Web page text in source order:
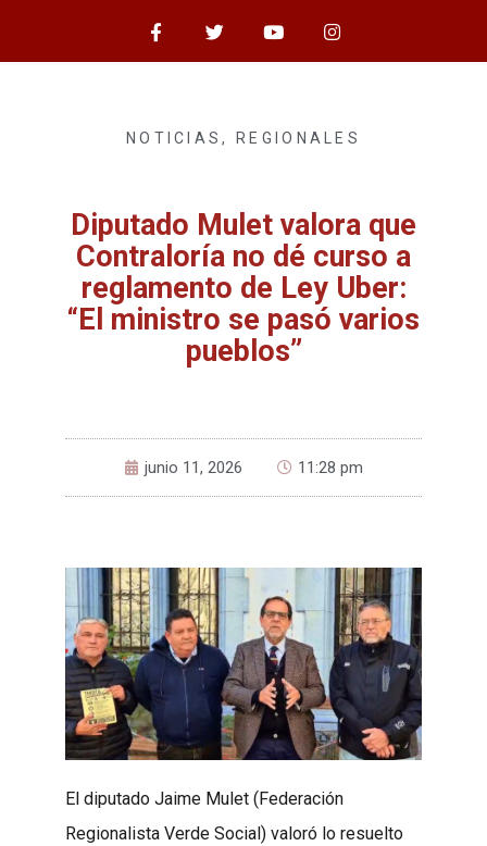
NOTICIAS, REGIONALES
Diputado Mulet valora que
Contraloría no dé curso a
reglamento de Ley Uber:
“El ministro se pasó varios
pueblos”
junio 11, 2026 11:28 pm
El diputado Jaime Mulet (Federación
Regionalista Verde Social) valoró lo resuelto